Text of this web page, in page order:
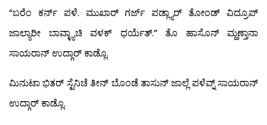
“ಬರೆಂ ಕರ್ನ್ ಪಳೆ. ಮುಖಾರ್ ಗರ್ಜ್ ಪಡ್ಲ್ಯಾರ್ ತೋಂಡ್ ವಿದ್ರೂಪ್
ಜಾಲ್ಯಾರೀ ಬಾವ್ಳ್ಯಾಚಿ ವಳಕ್ ಧರ್ಯೆತ್.” ತೊ ಹಾಸೊನ್ ಮ್ಹಣ್ತಾನಾ
ಸಾಯರಾನ್ ಉದ್ಗಾರ್ ಕಾಡ್ಲೊ.
ಮಿನುಟಾ ಭಿತರ್ ಸ್ಟೆನಿಚೆ ತೀನ್ ಬೊಂಡೆ ತಾಸುನ್ ಜಾಲ್ಲೆ ಪಳೆವ್ನ್ ಸಾಯರಾನ್
ಉದ್ಗಾರ್ ಕಾಡ್ಲೊ.